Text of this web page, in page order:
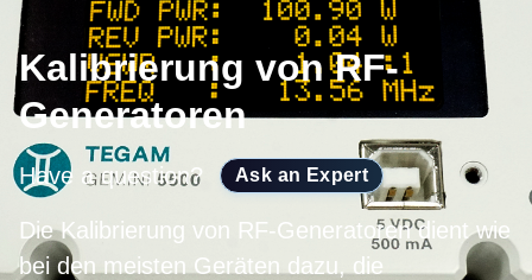
Kalibrierung von RF-
Generatoren
Have a question? Ask an Expert
Die Kalibrierung von RF-Generatoren dient wie
bei den meisten Geräten dazu, die